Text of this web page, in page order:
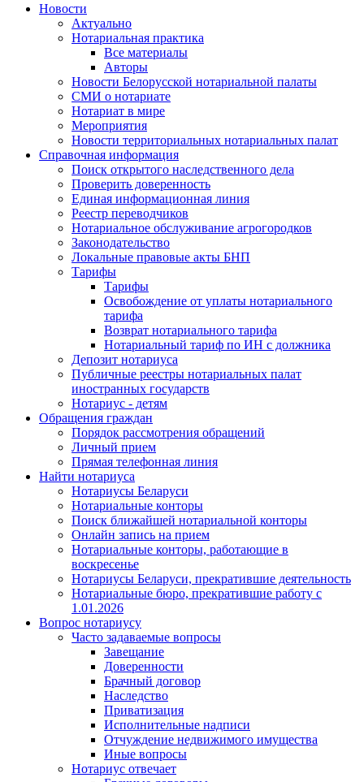
Новости
Актуально
Нотариальная практика
Все материалы
Авторы
Новости Белорусской нотариальной палаты
СМИ о нотариате
Нотариат в мире
Мероприятия
Новости территориальных нотариальных палат
Справочная информация
Поиск открытого наследственного дела
Проверить доверенность
Единая информационная линия
Реестр переводчиков
Нотариальное обслуживание агрогородков
Законодательство
Локальные правовые акты БНП
Тарифы
Тарифы
Освобождение от уплаты нотариального
тарифа
Возврат нотариального тарифа
Нотариальный тариф по ИН с должника
Депозит нотариуса
Публичные реестры нотариальных палат
иностранных государств
Нотариус - детям
Обращения граждан
Порядок рассмотрения обращений
Личный прием
Прямая телефонная линия
Найти нотариуса
Нотариусы Беларуси
Нотариальные конторы
Поиск ближайшей нотариальной конторы
Онлайн запись на прием
Нотариальные конторы, работающие в
воскресенье
Нотариусы Беларуси, прекратившие деятельность
Нотариальные бюро, прекратившие работу с
1.01.2026
Вопрос нотариусу
Часто задаваемые вопросы
Завещание
Доверенности
Брачный договор
Наследство
Приватизация
Исполнительные надписи
Отчуждение недвижимого имущества
Иные вопросы
Нотариус отвечает